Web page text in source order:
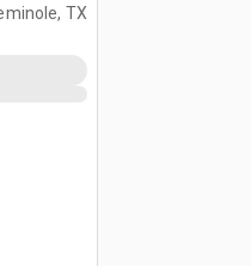
TX